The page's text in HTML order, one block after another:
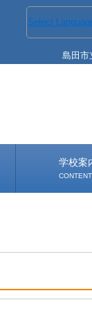
Select
島田市
学校案